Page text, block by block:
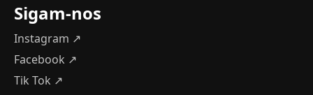
Sigam-nos
Instagram ↗
Facebook ↗
Tik Tok ↗